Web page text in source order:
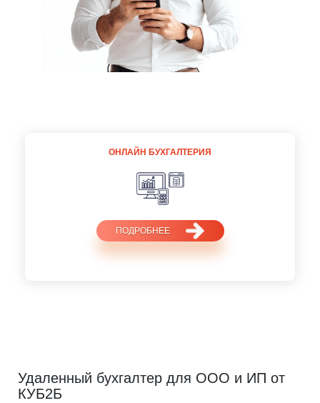
ОНЛАЙН БУХГАЛТЕРИЯ
ПОДРОБНЕЕ
Удаленный бухгалтер для ООО и ИП от
КУБ2Б